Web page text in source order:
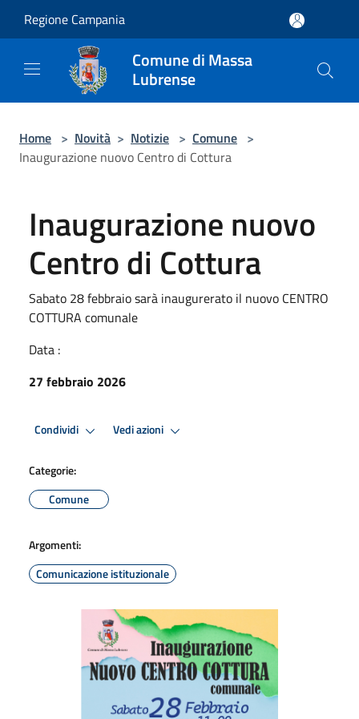
Regione Campania
Comune di Massa
Lubrense
Home > Novità > Notizie > Comune >
Inaugurazione nuovo Centro di Cottura
Inaugurazione nuovo
Centro di Cottura
Sabato 28 febbraio sarà inaugurerato il nuovo CENTRO
COTTURA comunale
Data :
27 febbraio 2026
Condividi Vedi azioni
Categorie:
Comune
Argomenti:
Comunicazione istituzionale